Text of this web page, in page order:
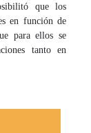
que los
en función de
para ellos se
tanto en